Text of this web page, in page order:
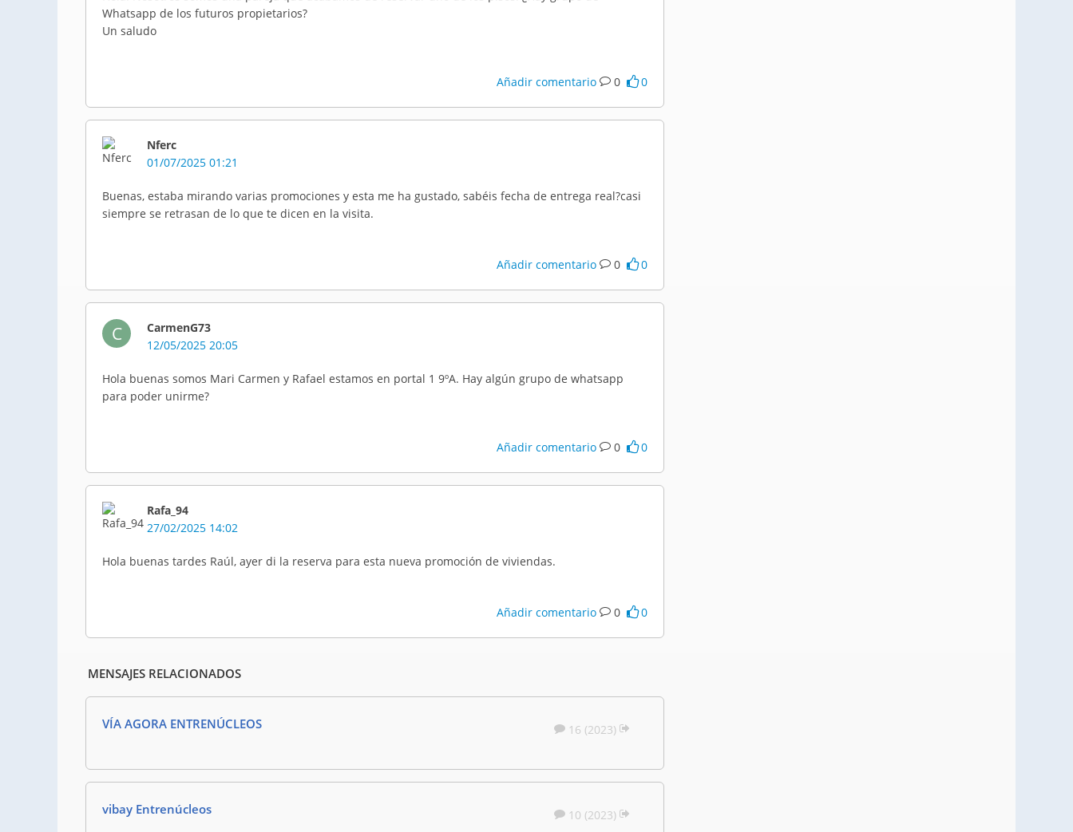
Whatsapp de los futuros propietarios?
Un saludo
Añadir comentario 0 0
Nferc
01/07/2025 01:21
Buenas, estaba mirando varias promociones y esta me ha gustado, sabéis fecha de entrega real?casi
siempre se retrasan de lo que te dicen en la visita.
Añadir comentario 0 0
C
CarmenG73
12/05/2025 20:05
Hola buenas somos Mari Carmen y Rafael estamos en portal 1 9ºA. Hay algún grupo de whatsapp
para poder unirme?
Añadir comentario 0 0
Rafa_94
27/02/2025 14:02
Hola buenas tardes Raúl, ayer di la reserva para esta nueva promoción de viviendas.
Añadir comentario 0 0
MENSAJES RELACIONADOS
VÍA AGORA ENTRENÚCLEOS 16 (2023)
vibay Entrenúcleos 10 (2023)